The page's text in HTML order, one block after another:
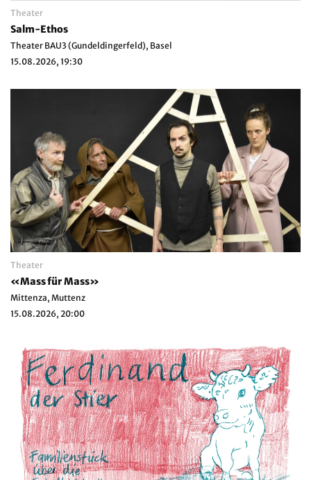
Theater
Salm-Ethos
Theater BAU3 (Gundeldingerfeld), Basel
15.08.2026, 19:30
Theater
«Mass für Mass»
Mittenza, Muttenz
15.08.2026, 20:00